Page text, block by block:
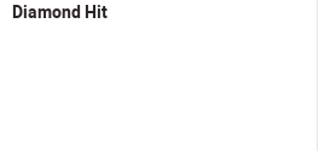
Diamond Hit